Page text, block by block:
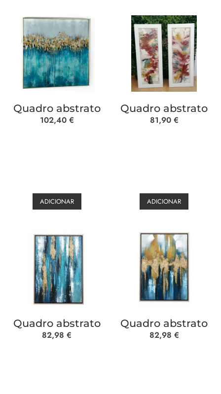
Quadro abstrato
102,40 €
ADICIONAR
Quadro abstrato
81,90 €
ADICIONAR
Quadro abstrato
82,98€
Quadro abstrato
82,98 €